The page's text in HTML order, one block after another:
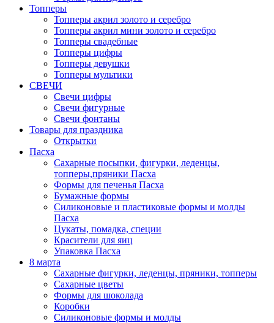
Топперы
Топперы акрил золото и серебро
Топперы акрил мини золото и серебро
Топперы свадебные
Топперы цифры
Топперы девушки
Топперы мультики
СВЕЧИ
Свечи цифры
Свечи фигурные
Свечи фонтаны
Товары для праздника
Открытки
Пасха
Сахарные посыпки, фигурки, леденцы,
топперы,пряники Пасха
Формы для печенья Пасха
Бумажные формы
Силиконовые и пластиковые формы и молды
Пасха
Цукаты, помадка, специи
Красители для яиц
Упаковка Пасха
8 марта
Сахарные фигурки, леденцы, пряники, топперы
Сахарные цветы
Формы для шоколада
Коробки
Силиконовые формы и молды